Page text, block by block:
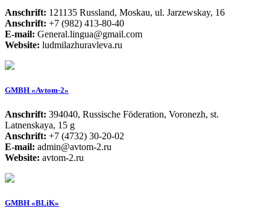
Anschrift: 121135 Russland, Moskau, ul. Jarzewskay, 16
Anschrift: +7 (982) 413-80-40
E-mail: General.lingua@gmail.com
Website: ludmilazhuravleva.ru
GMBH «Avtom-2»
Anschrift: 394040, Russische Föderation, Voronezh, st.
Latnenskaya, 15 g
Anschrift: +7 (4732) 30-20-02
E-mail: admin@avtom-2.ru
Website: avtom-2.ru
GMBH «BLiK»